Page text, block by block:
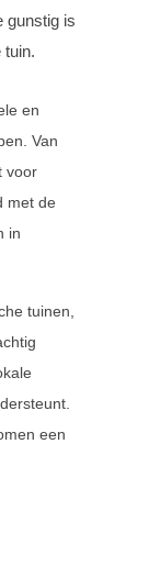
gunstig is
tuin.
en
Van
voor
met de
in
tuinen,
een